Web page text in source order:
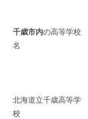
千歳市内の高等学校
名
北海道立千歳高等学
校